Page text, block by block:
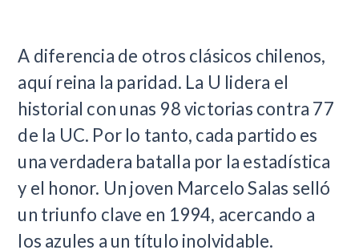
A diferencia de otros clásicos chilenos,
aquí reina la paridad. La U lidera el
historial con unas 98 victorias contra 77
de la UC. Por lo tanto, cada partido es
una verdadera batalla por la estadística
y el honor. Un joven Marcelo Salas selló
un triunfo clave en 1994, acercando a
los azules a un título inolvidable.